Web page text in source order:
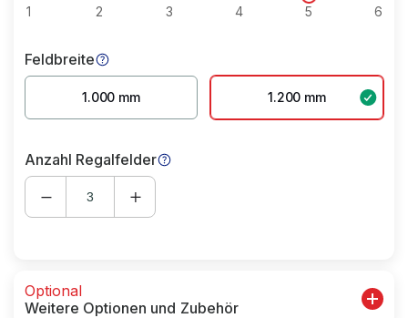
1 2 3 4 5 6
Feldbreite
1.000 mm 1.200 mm
Anzahl Regalfelder
Optional
Weitere Optionen und Zubehör